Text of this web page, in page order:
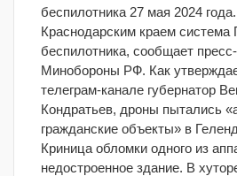
беспилотника 27 мая 2024
Краснодарским краем
беспилотника, сообщает
Минобороны РФ. Как
телеграм-канале губернатор
Кондратьев, дроны пытались
гражданские объекты» в
Криница обломки одного из
недостроенное здание. В